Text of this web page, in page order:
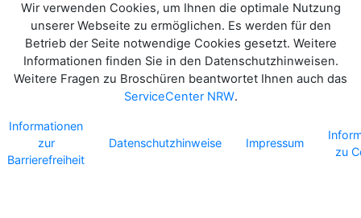
Wir verwenden Cookies, um Ihnen die optimale Nutzung
unserer Webseite zu ermöglichen. Es werden für den
Betrieb der Seite notwendige Cookies gesetzt. Weitere
Informationen finden Sie in den Datenschutzhinweisen.
Weitere Fragen zu Broschüren beantwortet Ihnen auch das
ServiceCenter NRW.
Informationen
zur
Barrierefreiheit
Datenschutzhinweise Impressum
zu